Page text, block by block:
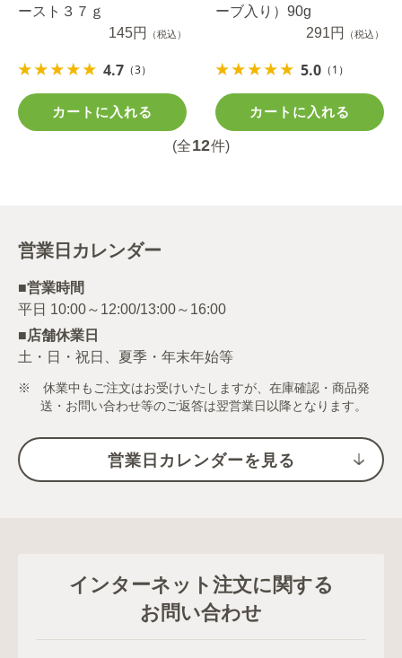
ースト３７ｇ
145円
（税込）
4.7 （3）
カートに入れる
ーブ入り）90g
291円
（税込）
5.0 （1）
カートに入れる
(全12件)
営業日カレンダー
■営業時間
■店舗休業日
土・日・祝日、夏季・年末年始等
※ 休業中もご注文はお受けいたしますが、在庫確認・商品発
送・お問い合わせ等のご返答は翌営業日以降となります。
営業日カレンダーを見る
インターネット注文に関する
お問い合わせ